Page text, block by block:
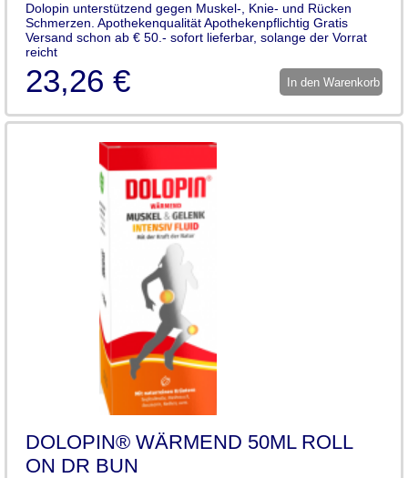
Dolopin unterstützend gegen Muskel-, Knie- und Rücken
Schmerzen. Apothekenqualität Apothekenpflichtig Gratis
Versand schon ab € 50.- sofort lieferbar, solange der Vorrat
reicht
23,26 € In den Warenkorb
DOLOPIN® WÄRMEND 50ML ROLL
ON DR BUN